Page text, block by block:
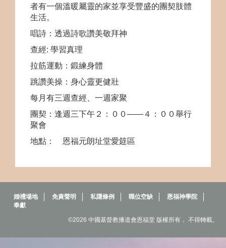
者有一個溫暖屬靈的家並享受豐盛的團契肢體
生活。
唱詩：透過詩歌讚美敬拜神
查經: 學習真理
拉筋運動：鍛練身體
跳讚美操：身心靈更健壯
每月有三週查經、一週家聚
團契：逢週三下午２：００——４：００舉行
聚會
地點： 恩福元朗址堂愛筵區
婚禮場地 免責聲明 私隱條例 職位空缺
恩福神學院
奉獻
©2026 中國基督教播道會恩福堂 版權所有， 不得轉載。